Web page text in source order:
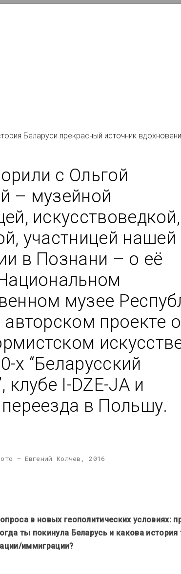
Лизавета Стецко
Опыт миграции в беларусском
1. Теория, история и примеры
Беларуси прекрасный источник
с Ольгой
– музейной
искусствоведкой,
участницей нашей
в Познани – о её
музее
авторском проекте о
х “Беларусский
клубе I-DZE-JA и
в Польшу.
– Евгений Колчев, 2016
в новых геополитических условиях:
ты покинула Беларусь и какова история
иммиграции?